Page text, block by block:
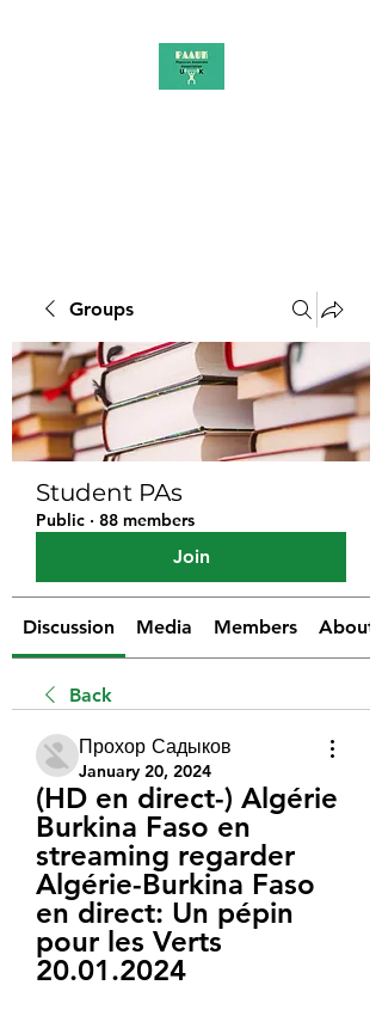
Groups
Student PAs
Public · 88 members
Join
Discussion Media Members About
Back
Прохор Садыков
January 20, 2024
(HD en direct-) Algérie
Burkina Faso en
streaming regarder
Algérie-Burkina Faso
en direct: Un pépin
pour les Verts
20.01.2024